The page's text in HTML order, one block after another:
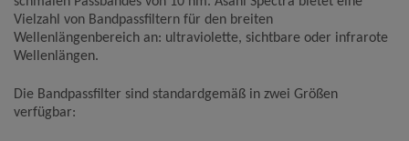
Vielzahl von Bandpassfiltern für den breiten
Wellenlängenbereich an: ultraviolette, sichtbare oder infrarote
Wellenlängen.
Die Bandpassfilter sind standardgemäß in zwei Größen
verfügbar:
Name
Google Analytics
Anbieter
Erzeugt statistische Daten darüber, wie der
Besucher die Website nutzt.